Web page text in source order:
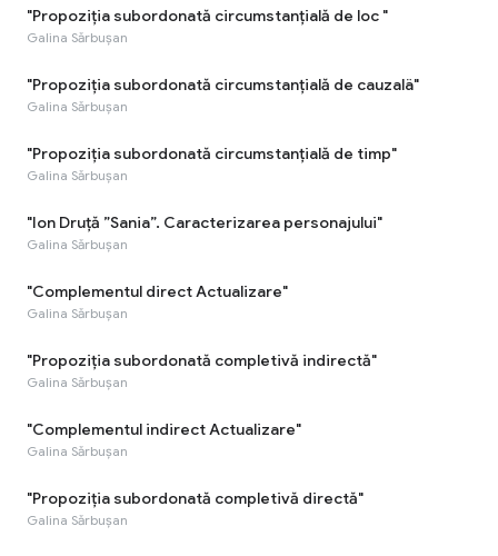
"Propoziția subordonată circumstanțială de loc "
Galina Sărbușan
"Propoziția subordonată circumstanțială de cauzalä"
Galina Sărbușan
"Propoziția subordonată circumstanțială de timp"
Galina Sărbușan
"Ion Druță ”Sania”. Caracterizarea personajului"
Galina Sărbușan
"Complementul direct Actualizare"
Galina Sărbușan
"Propoziția subordonată completivă indirectă"
Galina Sărbușan
"Complementul indirect Actualizare"
Galina Sărbușan
"Propoziția subordonată completivă directă"
Galina Sărbușan